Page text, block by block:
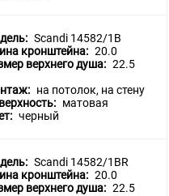
Scandi 14582/1B
кронштейна: 20.0
верхнего душа: 22.5
на потолок, на стену
матовая
черный
Scandi 14582/1BR
кронштейна: 20.0
верхнего душа: 22.5